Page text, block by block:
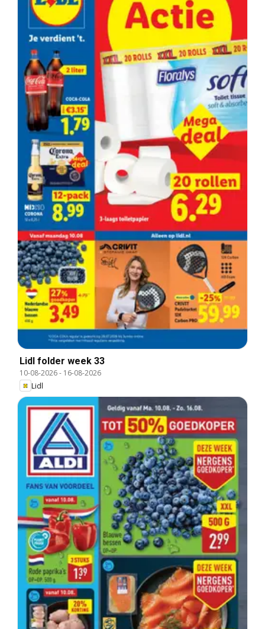
Lidl folder week 33
10-08-2026- 16-08-2026
Lidl